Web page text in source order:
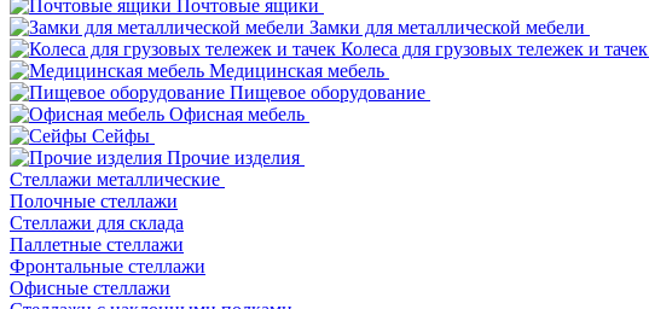
Почтовые ящики
Замки для металлической мебели
Колеса для грузовых тележек и тачек
Медицинская мебель
Пищевое оборудование
Офисная мебель
Сейфы
Прочие изделия
Стеллажи металлические
Полочные стеллажи
Стеллажи для склада
Паллетные стеллажи
Фронтальные стеллажи
Офисные стеллажи